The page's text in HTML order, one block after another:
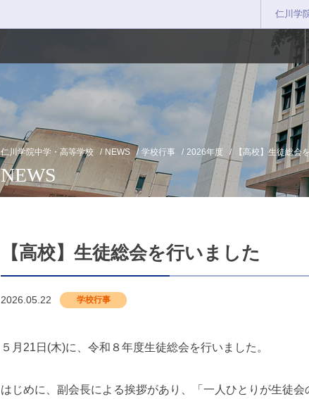
仁川学
仁川学院中学・高等学校 NEWS 学校行事 2026年度 【高校】生徒総会
NEWS
【高校】生徒総会を行いました
2026.05.22 学校行事
５月21日(木)に、令和８年度生徒総会を行いました。
はじめに、副会長による挨拶があり、「一人ひとりが生徒